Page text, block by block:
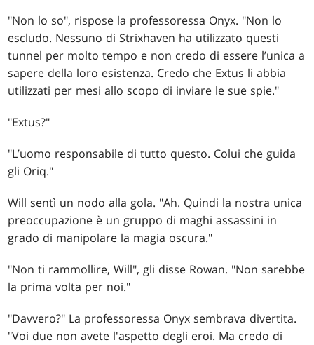
"Non lo so", rispose la professoressa Onyx. "Non lo
escludo. Nessuno di Strixhaven ha utilizzato questi
tunnel per molto tempo e non credo di essere l’unica a
sapere della loro esistenza. Credo che Extus li abbia
utilizzati per mesi allo scopo di inviare le sue spie."
"Extus?"
"L’uomo responsabile di tutto questo. Colui che guida
gli Oriq."
Will sentì un nodo alla gola. "Ah. Quindi la nostra unica
preoccupazione è un gruppo di maghi assassini in
grado di manipolare la magia oscura."
"Non ti rammollire, Will", gli disse Rowan. "Non sarebbe
la prima volta per noi."
"Davvero?" La professoressa Onyx sembrava divertita.
"Voi due non avete l'aspetto degli eroi. Ma credo di